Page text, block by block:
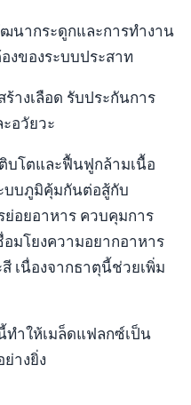
นากระดูกและการทำงาน
งของระบบประสาท
างเลือด รับประกันการ
อวัยวะ
บโตและฟื้นฟูกล้ามเนื้อ
บบภูมิคุ้มกันต่อสู้กับ
ย่อยอาหาร ควบคุมการ
มโยงความอยากอาหาร
เนื่องจากธาตุนี้ช่วยเพิ่ม
ำให้เมล็ดแฟลกซ์เป็น
างยิ่ง